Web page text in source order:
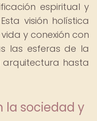
espiritual y
visión holística
y conexión con
las esferas de la
hasta
la sociedad y